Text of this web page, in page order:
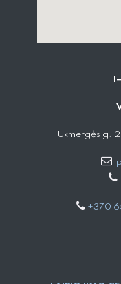
Ukmergės g.
+370